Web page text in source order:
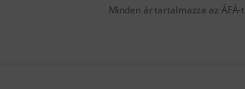
Minden ár tartalmazza az ÁFÁ-t